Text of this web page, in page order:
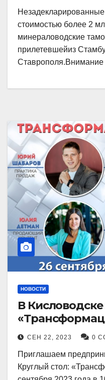
стоимостью более 2
минераловодские
прилетевшейиз
НОВОСТИ
В
СЕН 22, 2023 0
Приглашаем
Круглый стол: